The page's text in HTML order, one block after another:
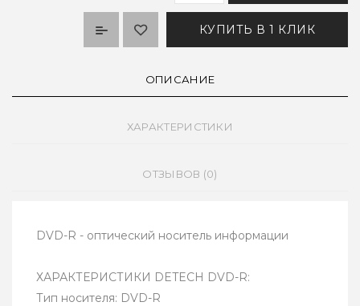
КУПИТЬ В 1 КЛИК
ОПИСАНИЕ
ХАРАКТЕРИСТИКИ
ОТЗЫВОВ (0)
DVD-R - оптический носитель информации
ХАРАКТЕРИСТИКИ DETECH DVD-R:
Тип носителя: DVD-R